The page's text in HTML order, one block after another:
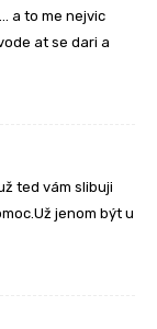
a to me nejvic
at se dari a
ted vám slibuji
jenom být u